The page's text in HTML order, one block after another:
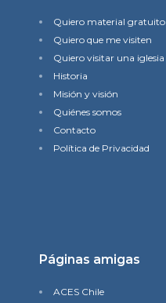
Quiero material gratuito
Quiero que me visiten
Quiero visitar una iglesia
Historia
Misión y visión
Quiénes somos
Contacto
Política de Privacidad
Páginas amigas
ACES Chile